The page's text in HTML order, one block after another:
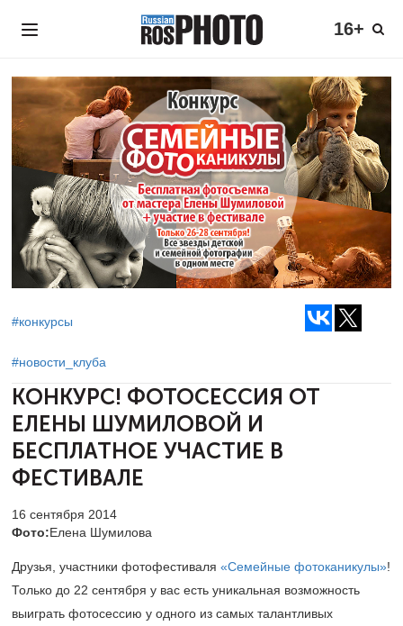
16+
#конкурсы
#новости_клуба
КОНКУРС! ФОТОСЕССИЯ ОТ
ЕЛЕНЫ ШУМИЛОВОЙ И
БЕСПЛАТНОЕ УЧАСТИЕ В
ФЕСТИВАЛЕ
16 сентября 2014
Фото:Елена Шумилова
Друзья, участники фотофестиваля «Семейные фотоканикулы»!
Только до 22 сентября у вас есть уникальная возможность
выиграть фотосессию у одного из самых талантливых